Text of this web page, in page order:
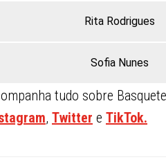
Rita Rodrigues
Sofia Nunes
tudo sobre
, Twitter e TikTok.